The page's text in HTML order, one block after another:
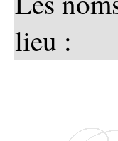
lieu :